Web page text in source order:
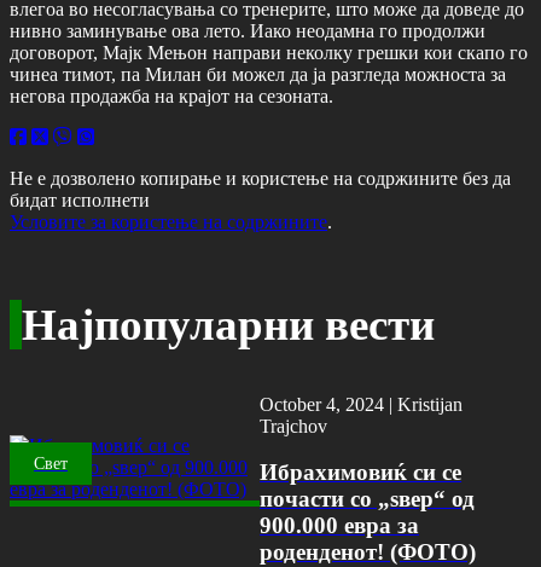
влегоа во несогласувања со тренерите, што може да доведе до
нивно заминување ова лето. Иако неодамна го продолжи
договорот, Мајк Мењон направи неколку грешки кои скапо го
чинеа тимот, па Милан би можел да ја разгледа можноста за
негова продажба на крајот на сезоната.
Не е дозволено копирање и користење на содржините без да
бидат исполнети
Условите за користење на содржините.
Најпопуларни вести
Свет
October 4, 2024 |Kristijan
Trajchov
Ибрахимовиќ си се
почасти со „ѕвер“ од
900.000 евра за
роденденот! (ФОТО)